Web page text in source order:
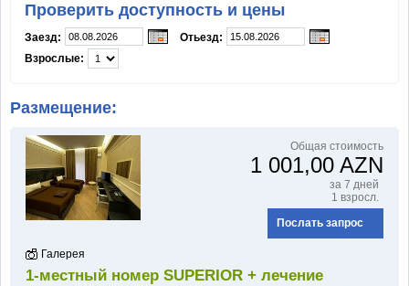
Samaxi Palace Platinum by
Rixos
ИНФОРМАЦИЯ
Часто задаваемые вопросы
Отзывы о Нафталане
Для туристов
Проверить доступность и цены
Заезд:
Отьезд:
Взрослые:
Размещение:
Общая стоимость
1 001,00 AZN
за 7 дней
1 взросл.
Послать запрос
Галерея
1-местный номер SUPERIOR + лечение